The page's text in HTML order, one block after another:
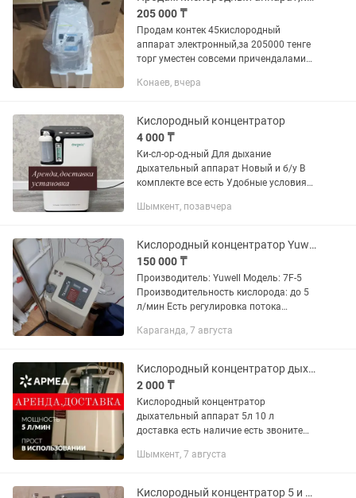
205 000 ₸
Продам контек 45кислородный
аппарат электронный,за 205000 тенге
торг уместен совсеми причендалами
Конаев, вчера
Кислородный концентратор
4 000 ₸
Ки-сл-ор-од-ный Для дыхание
дыхательный аппарат Новый и б/у В
комплекте все есть Удобные условия
Подробнее по телефону звоните Ко-нц-
Шымкент, позавчера
Кислородный концентратор Yuwell 7F-5
150 000 ₸
Производитель: Yuwell Модель: 7F-5
Производительность кислорода: до 5
л/мин Есть регулировка потока
счётчик часов работы Есть отдельный
Караганда, 7 августа
Кислородный концентратор дыхательный
2 000 ₸
Кислородный концентратор
дыхательный аппарат 5л 10 л
доставка есть наличие есть звоните
Шымкент, 7 августа
Кислородный концентратор 5 и 8 и 10 литровый продажа и Аренда